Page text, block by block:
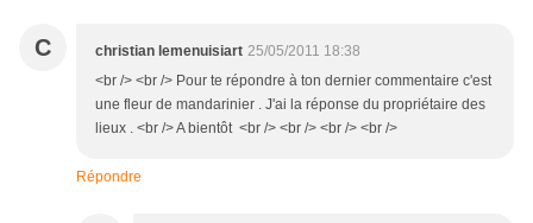
C christian lemenuisiart 25/05/2011 18:38
<br /> <br /> Pour te répondre à ton dernier commentaire c'est
une fleur de mandarinier . J'ai la réponse du propriétaire des
lieux . <br /> A bientôt <br /> <br /> <br /> <br />
Répondre